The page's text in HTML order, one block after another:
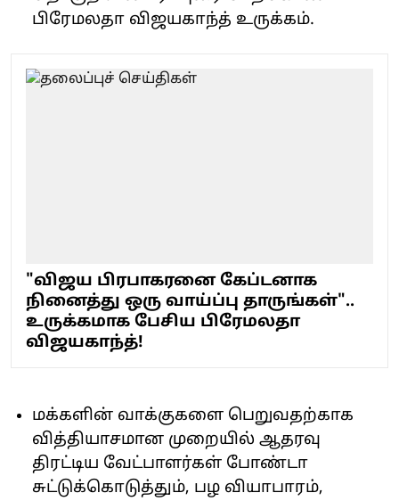
பிரேமலதா விஜயகாந்த் உருக்கம்.
"விஜய பிரபாகரனை கேப்டனாக
நினைத்து ஒரு வாய்ப்பு தாருங்கள்"..
உருக்கமாக பேசிய பிரேமலதா
விஜயகாந்த்!
மக்களின் வாக்குகளை பெறுவதற்காக
வித்தியாசமான முறையில் ஆதரவு
திரட்டிய வேட்பாளர்கள் போண்டா
சுட்டுக்கொடுத்தும், பழ வியாபாரம்,